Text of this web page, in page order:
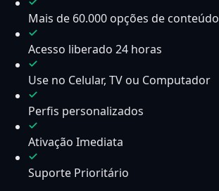
Mais de 60.000 opções de conteúdo
Acesso liberado 24 horas
Use no Celular, TV ou Computador
Perfis personalizados
Ativação Imediata
Suporte Prioritário